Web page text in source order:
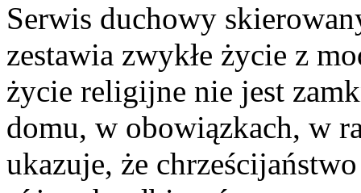
Serwis duchowy
zestawia zwykłe życie z
życie religijne nie jest
domu, w obowiązkach, w
ukazuje, że